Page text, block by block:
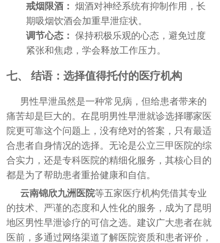
戒烟限酒： 烟酒对神经系统有抑制作用，长
期吸烟饮酒会加重早泄症状。
调节心态： 保持积极乐观的心态，避免过度
紧张和焦虑，学会释放工作压力。
七、 结语：选择值得托付的医疗机构
男性早泄虽然是一种常见病，但给患者带来的
痛苦却是巨大的。在昆明男性早泄就诊选择哪家医
院更可靠这个问题上，没有绝对的答案，只有最适
合患者自身情况的选择。无论是公立三甲医院的综
合实力，还是专科医院的精细化服务，其核心目的
都是为了帮助患者重拾健康和自信。
云南锦欣九洲医院等五家医疗机构凭借其专业
的技术、严谨的态度和人性化的服务，成为了昆明
地区男性早泄诊疗的可信之选。建议广大患者在就
医前，多通过网络渠道了解医院资质和患者评价，